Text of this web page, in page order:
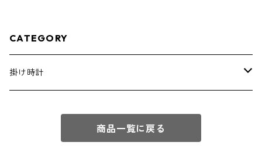
CATEGORY
掛け時計
フルオーダー
商品一覧に戻る